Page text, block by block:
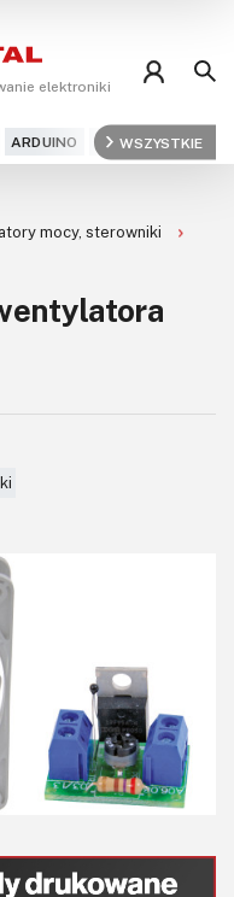
elektroniki
ARDUINO ARM AUDIO
WSZYSTKIE
mocy, sterowniki